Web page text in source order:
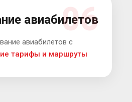
06
авиабилетов
авиабилетов с
тарифы и маршруты